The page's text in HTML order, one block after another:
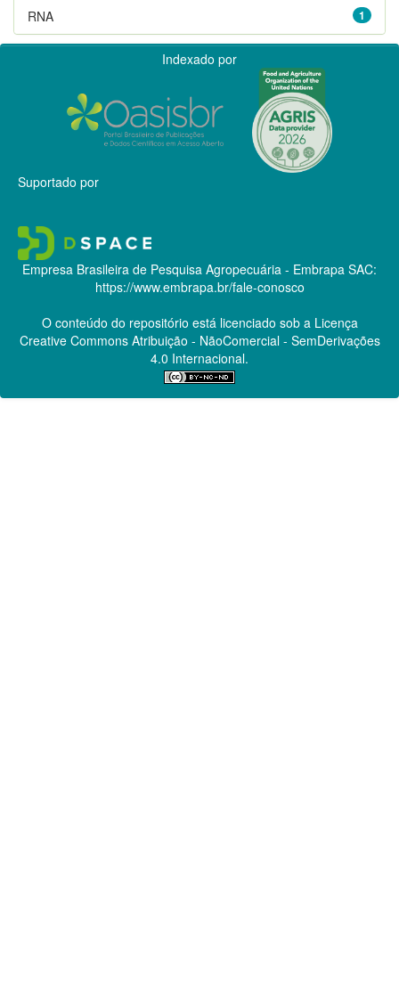
1
RNA
Indexado por
Suportado por
Empresa Brasileira de Pesquisa Agropecuária - Embrapa SAC:
https://www.embrapa.br/fale-conosco
O conteúdo do repositório está licenciado sob a Licença
Creative CommonsAtribuição - NãoComercial - SemDerivações
4.0 Internacional.